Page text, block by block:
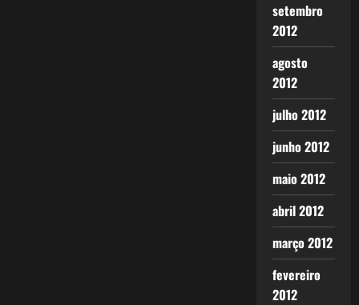
setembro
2012
agosto
2012
julho 2012
junho 2012
maio 2012
abril 2012
março 2012
fevereiro
2012